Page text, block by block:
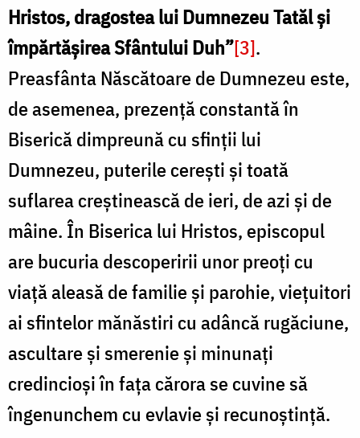
Hristos, dragostea lui Dumnezeu Tatăl și
împărtășirea Sfântului Duh”[3].
Preasfânta Născătoare de Dumnezeu este,
de asemenea, prezență constantă în
Biserică dimpreună cu sfinții lui
Dumnezeu, puterile cerești și toată
suflarea creștinească de ieri, de azi și de
mâine. În Biserica lui Hristos, episcopul
are bucuria descoperirii unor preoți cu
viață aleasă de familie și parohie, viețuitori
ai sfintelor mănăstiri cu adâncă rugăciune,
ascultare și smerenie și minunați
credincioși în fața cărora se cuvine să
îngenunchem cu evlavie și recunoștință.